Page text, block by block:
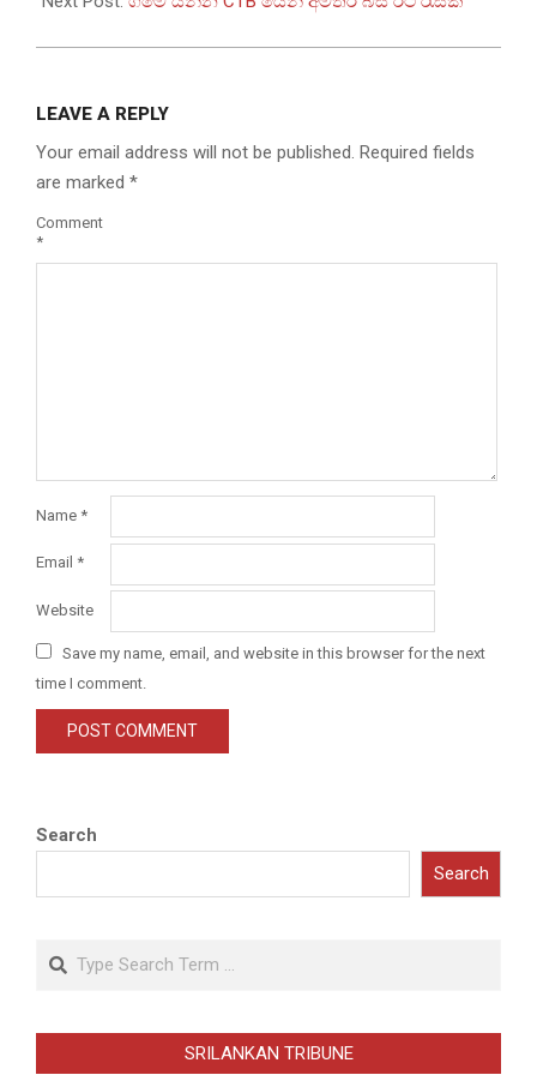
LEAVE A REPLY
Your email address will not be published. Required fields
are marked *
Comment
*
Name *
Email *
Website
Save my name, email, and website in this browser for the next
time I comment.
Search
Search
Search
SRILANKAN TRIBUNE